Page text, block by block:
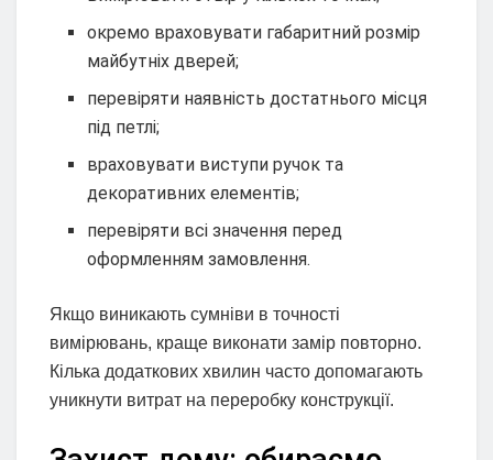
окремо враховувати габаритний розмір
майбутніх дверей;
перевіряти наявність достатнього місця
під петлі;
враховувати виступи ручок та
декоративних елементів;
перевіряти всі значення перед
оформленням замовлення.
Якщо виникають сумніви в точності
вимірювань, краще виконати замір повторно.
Кілька додаткових хвилин часто допомагають
уникнути витрат на переробку конструкції.